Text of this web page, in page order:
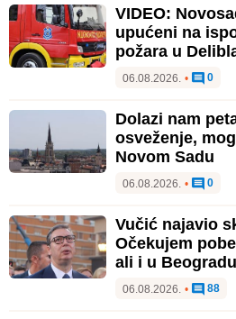
VIDEO:
upućeni na
požara u
06.08.2026. • 0
Dolazi nam
osveženje,
Novom Sadu
06.08.2026. • 0
Vučić najavio
Očekujem
ali i u
06.08.2026. • 88